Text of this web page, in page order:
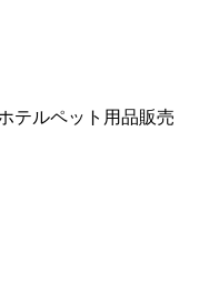
テルペット用品販売